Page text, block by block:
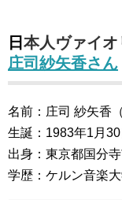
日本人ヴァイ
庄司紗矢香さん
名前：庄司 紗矢香
生誕：1983年1月
出身：東京都国分
学歴：ケルン音楽